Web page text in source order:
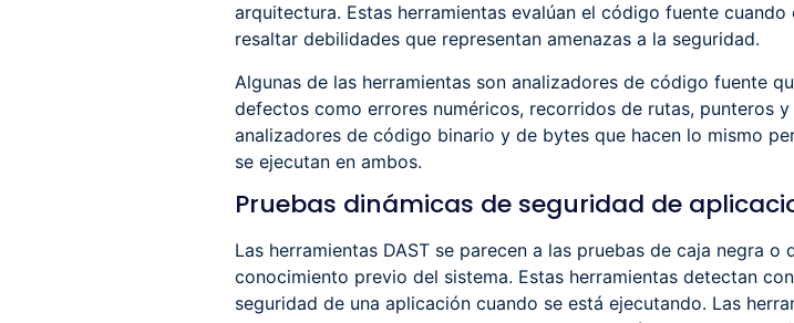
arquitectura. Estas herramientas evalúan el código fuente
resaltar debilidades que representan amenazas a la seguridad.
Algunas de las herramientas son analizadores de código fuente
defectos como errores numéricos, recorridos de rutas, punteros
analizadores de código binario y de bytes que hacen lo mismo
se ejecutan en ambos.
Pruebas dinámicas de seguridad de
Las herramientas DAST se parecen a las pruebas de caja negra
conocimiento previo del sistema. Estas herramientas detectan
seguridad de una aplicación cuando se está ejecutando. Las